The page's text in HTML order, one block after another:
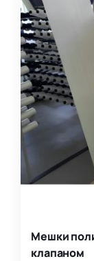
Мешки
клапаном